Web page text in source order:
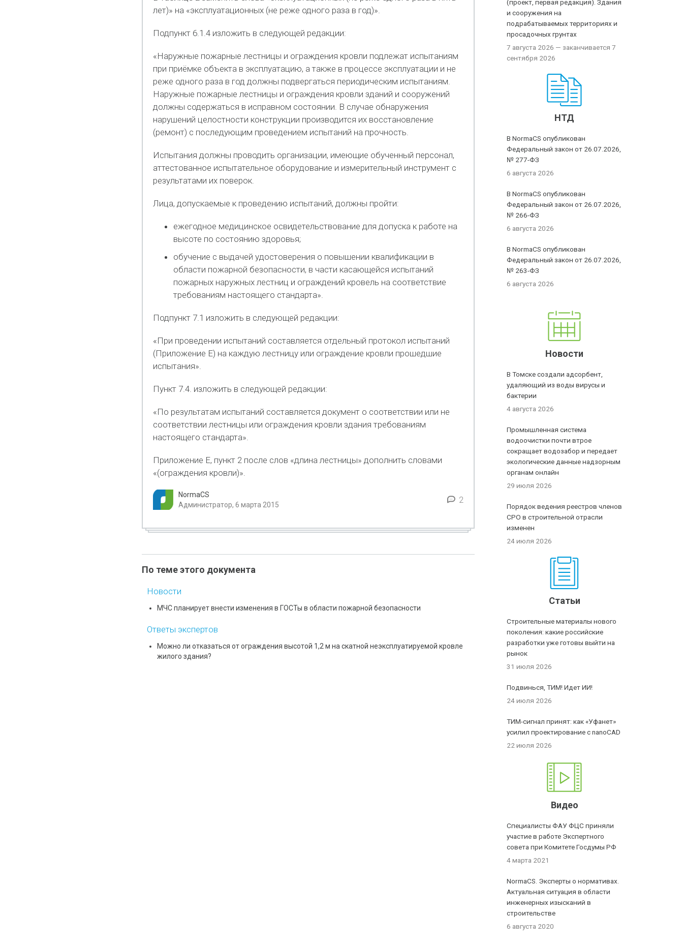
лет)» на «эксплуатационных (не реже одного раза в год)».
Подпункт 6.1.4 изложить в следующей редакции:
«Наружные пожарные лестницы и ограждения кровли подлежат испытаниям
при приёмке объекта в эксплуатацию, а также в процессе эксплуатации и не
реже одного раза в год должны подвергаться периодическим испытаниям.
Наружные пожарные лестницы и ограждения кровли зданий и сооружений
должны содержаться в исправном состоянии. В случае обнаружения
нарушений целостности конструкции производится их восстановление
(ремонт) с последующим проведением испытаний на прочность.
Испытания должны проводить организации, имеющие обученный персонал,
аттестованное испытательное оборудование и измерительный инструмент с
результатами их поверок.
Лица, допускаемые к проведению испытаний, должны пройти:
ежегодное медицинское освидетельствование для допуска к работе на
высоте по состоянию здоровья;
обучение с выдачей удостоверения о повышении квалификации в
области пожарной безопасности, в части касающейся испытаний
пожарных наружных лестниц и ограждений кровель на соответствие
требованиям настоящего стандарта».
Подпункт 7.1 изложить в следующей редакции:
«При проведении испытаний составляется отдельный протокол испытаний
(Приложение Е) на каждую лестницу или ограждение кровли прошедшие
испытания».
Пункт 7.4. изложить в следующей редакции:
«По результатам испытаний составляется документ о соответствии или не
соответствии лестницы или ограждения кровли здания требованиям
настоящего стандарта».
Приложение Е, пункт 2 после слов «длина лестницы» дополнить словами
«(ограждения кровли)».
NormaCS
Администратор, 6 марта 2015
2
По теме этого документа
Новости
МЧС планирует внести изменения в ГОСТы в области пожарной безопасности
Ответы экспертов
Можно ли отказаться от ограждения высотой 1,2 м на скатной неэксплуатируемой кровле
жилого здания?
(проект, первая редакция). Здания
и сооружения на
подрабатываемых территориях и
просадочных грунтах
7 августа 2026 — заканчивается 7
сентября 2026
НТД
В NormaCS опубликован
Федеральный закон от 26.07.2026,
№ 277-ФЗ
6 августа 2026
В NormaCS опубликован
Федеральный закон от 26.07.2026,
№ 266-ФЗ
6 августа 2026
В NormaCS опубликован
Федеральный закон от 26.07.2026,
№ 263-ФЗ
6 августа 2026
Новости
В Томске создали адсорбент,
удаляющий из воды вирусы и
бактерии
4 августа 2026
Промышленная система
водоочистки почти втрое
сокращает водозабор и передает
экологические данные надзорным
органам онлайн
29 июля 2026
Порядок ведения реестров членов
СРО в строительной отрасли
изменен
24 июля 2026
Статьи
Строительные материалы нового
поколения: какие российские
разработки уже готовы выйти на
рынок
31 июля 2026
Подвинься, ТИМ! Идет ИИ!
24 июля 2026
ТИМ-сигнал принят: как «Уфанет»
усилил проектирование с nanoCAD
22 июля 2026
Видео
Специалисты ФАУ ФЦС приняли
участие в работе Экспертного
совета при Комитете Госдумы РФ
4 марта 2021
NormaCS. Эксперты о нормативах.
Актуальная ситуация в области
инженерных изысканий в
строительстве
6 августа 2020